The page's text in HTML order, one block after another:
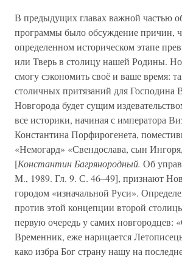
В предыдущих главах важной частью
программы было обсуждение причин,
определенном историческом этапе
или Тверь в столицу нашей Родины. Но
смогу сэкономить своё и ваше время:
столичных притязаний для Господина
Новгорода будет сущим
все историки, начиная с императора
Константина Порфирогенета,
«Немогард» «Свендослава, сын
[Константин Багрянородный. Об
М., 1989. Гл. 9. С. 46–49], признают
городом «изначальной Руси».
против этой концепции второй
первую очередь у самих новгородцев:
Временник, еже нарицается
како избра Бог страну нашу на